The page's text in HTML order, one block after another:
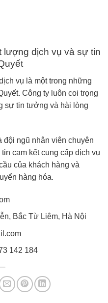
lượng dịch vụ và sự tin
vụ là một trong những
Công ty luôn coi trọng
sự tin tưởng và hài lòng
ngũ nhân viên chuyên
cam kết cung cấp dịch vụ
của khách hàng và
hàng hóa.
Bắc Từ Liêm, Hà Nội
142 184